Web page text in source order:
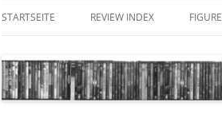
STARTSEITE REVIEW INDEX
4K BLU-RAY DISC